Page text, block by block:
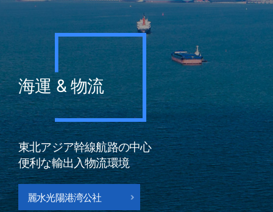
海運 & 物流
東北アジア幹線航路の中心
便利な輸出入物流環境
麗水光陽港湾公社